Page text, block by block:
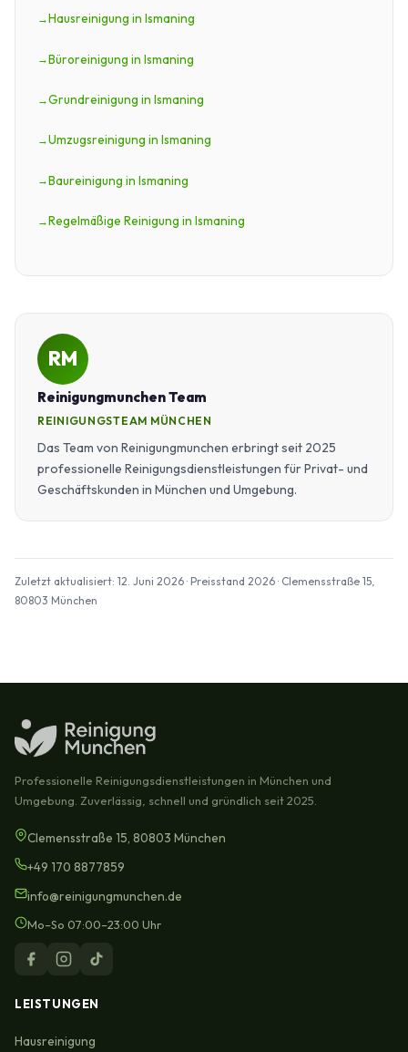
Hausreinigung in Ismaning
Büroreinigung in Ismaning
Grundreinigung in Ismaning
Umzugsreinigung in Ismaning
Baureinigung in Ismaning
Regelmäßige Reinigung in Ismaning
RM
Reinigungmunchen Team
REINIGUNGSTEAM MÜNCHEN
Das Team von Reinigungmunchen erbringt seit 2025
professionelle Reinigungsdienstleistungen für Privat- und
Geschäftskunden in München und Umgebung.
Zuletzt aktualisiert: 12. Juni 2026 · Preisstand 2026 · Clemensstraße 15,
80803 München
Professionelle Reinigungsdienstleistungen in München und
Umgebung. Zuverlässig, schnell und gründlich seit 2025.
Clemensstraße 15, 80803 München
+49 170 8877859
info@reinigungmunchen.de
Mo–So 07:00–23:00 Uhr
LEISTUNGEN
Hausreinigung